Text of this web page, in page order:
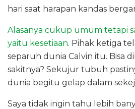
hari saat harapan kandas
Alasanya cukup umum tetapi
yaitu kesetiaan. Pihak ketiga
separuh dunia Calvin itu. Bisa
sakitnya? Sekujur tubuh
dunia begitu gelap dalam
Saya tidak ingin tahu lebih